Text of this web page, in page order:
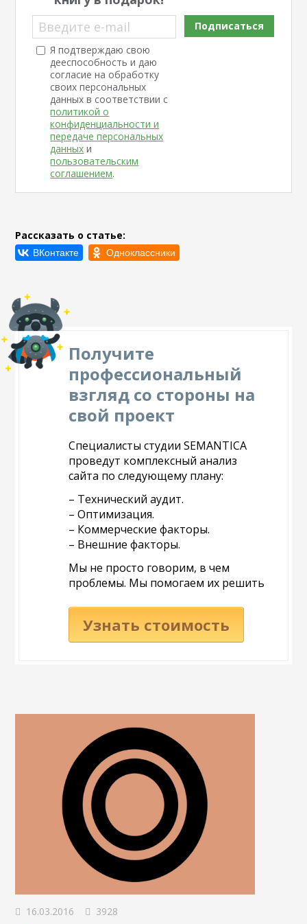
Введите e-mail
Я подтверждаю свою
дееспособность и даю
согласие на обработку
своих персональных
данных в соответствии с
политикой о
конфиденциальности и
передаче персональных
данных и
пользовательским
соглашением.
Подписаться
Рассказать о статье:
Получите
профессиональный
взгляд со стороны на
свой проект
Специалисты студии SEMANTICA
проведут комплексный анализ
сайта по следующему плану:
– Технический аудит.
– Оптимизация.
– Коммерческие факторы.
– Внешние факторы.
Мы не просто говорим, в чем
проблемы. Мы помогаем их решить
Узнать стоимость
16.03.2016 3928